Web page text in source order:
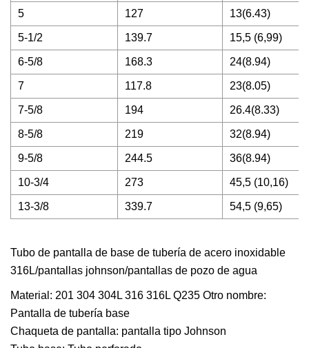
5 127 13(6.43)
5-1/2 139.7 15,5 (6,99)
6-5/8 168.3 24(8.94)
7 117.8 23(8.05)
7-5/8 194 26.4(8.33)
8-5/8 219 32(8.94)
9-5/8 244.5 36(8.94)
10-3/4 273 45,5 (10,16)
13-3/8 339.7 54,5 (9,65)
Tubo de pantalla de base de tubería de acero inoxidable
316L/pantallas johnson/pantallas de pozo de agua
Material: 201 304 304L 316 316L Q235 Otro nombre:
Pantalla de tubería base
Chaqueta de pantalla: pantalla tipo Johnson